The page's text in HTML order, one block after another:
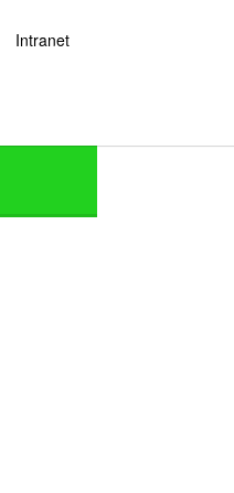
Intranet